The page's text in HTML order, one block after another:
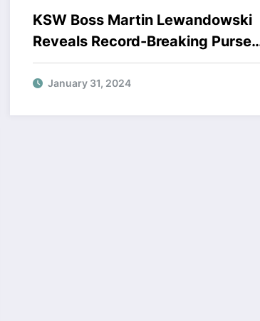
KSW Boss Martin Lewandowski
Reveals Record-Breaking Purse
for Tomasz Adamek and Mamed
Khalidov
January 31, 2024